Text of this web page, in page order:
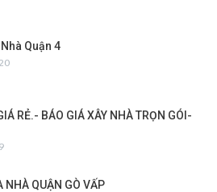
Quận 4
RẺ.- BÁO GIÁ XÂY NHÀ TRỌN GÓI-
NHÀ QUẬN GÒ VẤP